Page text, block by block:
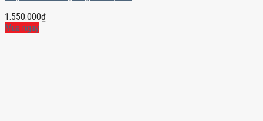
1.550.000₫
Mua ngay